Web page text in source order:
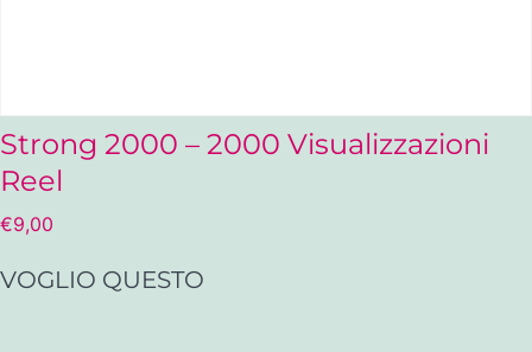
Strong 2000 – 2000 Visualizzazioni
Reel
€9,00
VOGLIO QUESTO